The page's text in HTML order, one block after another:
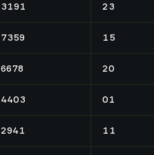
3191 23
7359 15
6678 20
4403 01
2941 11